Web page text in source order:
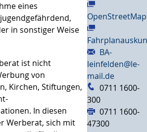
eines
in sonstiger Weise
ist nicht
von
Kirchen, Stiftungen,
. In diesen
Werberat, sich mit
OpenStreetMap
BA-
leinfelden@le-
mail.de
0711 1600-
300
0711 1600-
47300